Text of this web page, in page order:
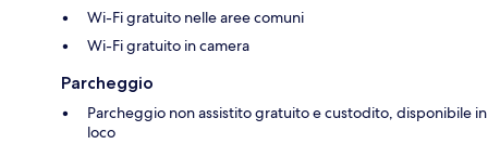
Wi-Fi gratuito nelle aree comuni
Wi-Fi gratuito in camera
Parcheggio
Parcheggio non assistito gratuito e custodito, disponibile in
loco